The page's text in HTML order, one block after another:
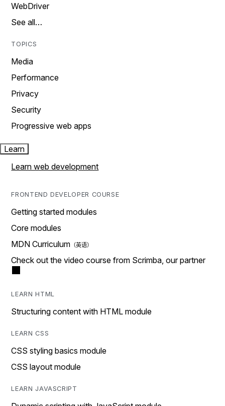
WebDriver
See all…
TOPICS
Media
Performance
Privacy
Security
Progressive web apps
Learn
Learn web development
FRONTEND DEVELOPER COURSE
Getting started modules
Core modules
MDN Curriculum
Check out the video course from Scrimba, our partner
LEARN HTML
Structuring content with HTML module
LEARN CSS
CSS styling basics module
CSS layout module
LEARN JAVASCRIPT